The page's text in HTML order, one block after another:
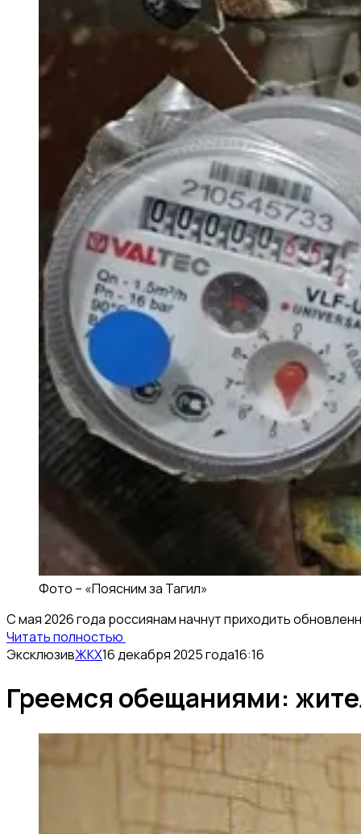
Фото – «Поясним за Тагил»
С мая 2026 года россиянам начнут приходить
Читать полностью
ЭксклюзивЖКХ16 декабря 2025 года16:16
Греемся обещаниями: